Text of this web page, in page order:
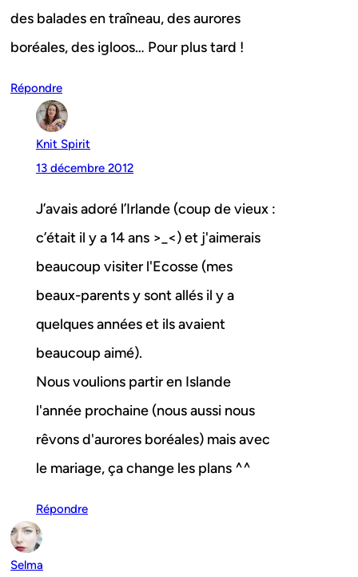
des balades en traîneau, des aurores
boréales, des igloos… Pour plus tard !
Répondre
Knit Spirit
13 décembre 2012
J’avais adoré l’Irlande (coup de vieux :
c’était il y a 14 ans >_<) et j'aimerais
beaucoup visiter l'Ecosse (mes
beaux-parents y sont allés il y a
quelques années et ils avaient
beaucoup aimé).
Nous voulions partir en Islande
l'année prochaine (nous aussi nous
rêvons d'aurores boréales) mais avec
le mariage, ça change les plans ^^
Répondre
Selma